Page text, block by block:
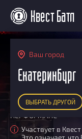
Ваш город
Екатеринбург
ВЫБРАТЬ ДРУГОЙ
КАРТА КВЕСТОВ
РЕЙТИНГ КОМАНД
Итоговый рейтинг
ПОИСК КОМАНДЫ
Потрошитель
ПЕРФОРМАНС
i
Участвует в
Это означает,